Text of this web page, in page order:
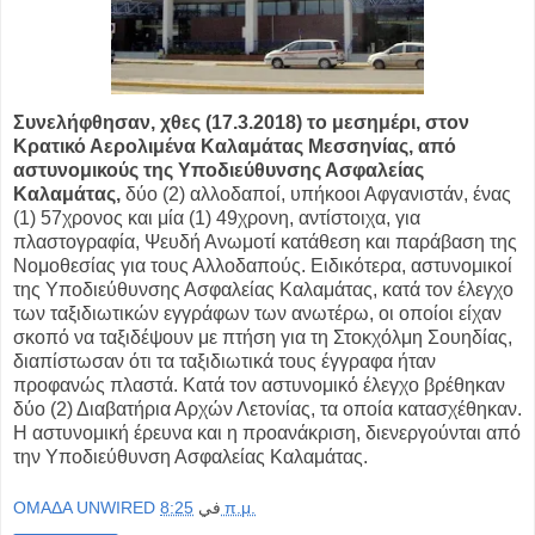
Συνελήφθησαν, χθες (17.3.2018) το μεσημέρι, στον
Κρατικό Αερολιμένα Καλαμάτας Μεσσηνίας, από
αστυνομικούς της Υποδιεύθυνσης Ασφαλείας
Καλαμάτας, δύο (2) αλλοδαποί, υπήκοοι Αφγανιστάν, ένας
(1) 57χρονος και μία (1) 49χρονη, αντίστοιχα, για
πλαστογραφία, Ψευδή Ανωμοτί κατάθεση και παράβαση της
Νομοθεσίας για τους Αλλοδαπούς. Ειδικότερα, αστυνομικοί
της Υποδιεύθυνσης Ασφαλείας Καλαμάτας, κατά τον έλεγχο
των ταξιδιωτικών εγγράφων των ανωτέρω, οι οποίοι είχαν
σκοπό να ταξιδέψουν με πτήση για τη Στοκχόλμη Σουηδίας,
διαπίστωσαν ότι τα ταξιδιωτικά τους έγγραφα ήταν
προφανώς πλαστά. Κατά τον αστυνομικό έλεγχο βρέθηκαν
δύο (2) Διαβατήρια Αρχών Λετονίας, τα οποία κατασχέθηκαν.
Η αστυνομική έρευνα και η προανάκριση, διενεργούνται από
την Υποδιεύθυνση Ασφαλείας Καλαμάτας.
OMAΔΑ UNWIRED في 8:25 π.μ.